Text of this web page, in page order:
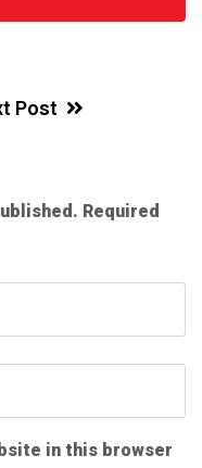
Post
Required
in this browser